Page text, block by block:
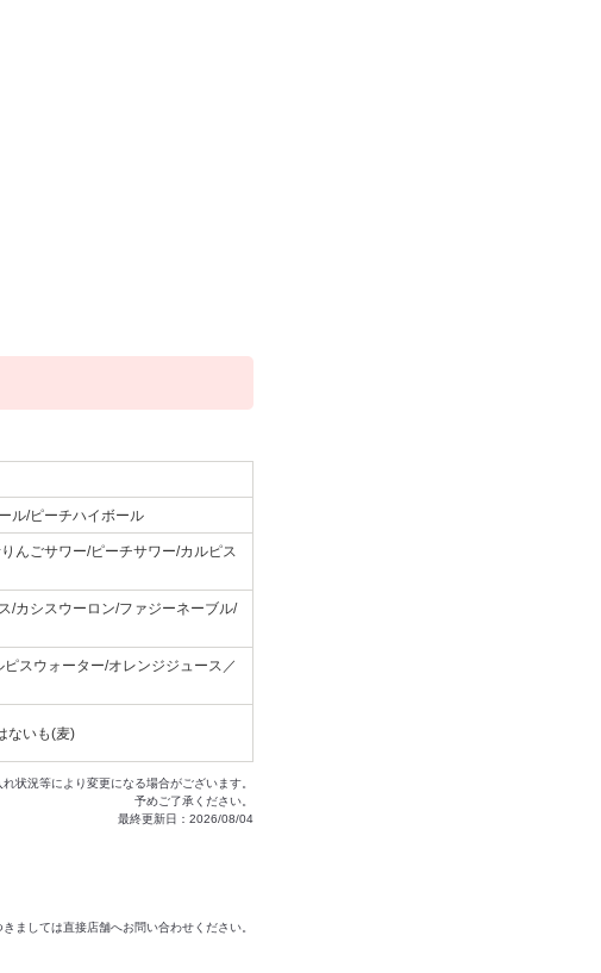
ル/ピーチハイボール
んごサワー/ピーチサワー/カルピス
/カシスウーロン/ファジーネーブル/
スウォーター/オレンジジュース／
ないも(麦)
状況等により変更になる場合がございます。
予めご了承ください。
最終更新日：2026/08/04
ましては直接店舗へお問い合わせください。